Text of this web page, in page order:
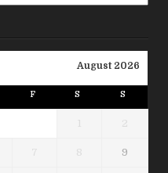
August 2026
F S S
1 2
7 8 9